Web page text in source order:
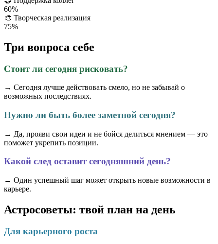
60%
🎨 Творческая реализация
75%
Три вопроса себе
Стоит ли сегодня рисковать?
→ Сегодня лучше действовать смело, но не забывай о
возможных последствиях.
Нужно ли быть более заметной сегодня?
→ Да, прояви свои идеи и не бойся делиться мнением — это
поможет укрепить позиции.
Какой след оставит сегодняшний день?
→ Один успешный шаг может открыть новые возможности в
карьере.
Астросоветы: твой план на день
Для карьерного роста